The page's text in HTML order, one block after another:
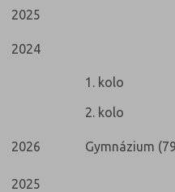
2025
2024
1. kolo
2. kolo
2026 Gymnázium
2025